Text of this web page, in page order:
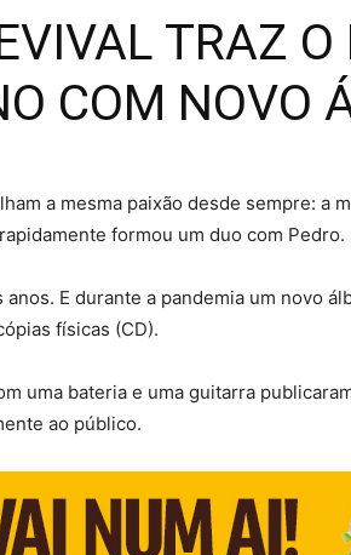
TRAZ
COM NOVO
a mesma paixão desde sempre: a
formou um duo com Pedro.
E durante a pandemia um novo
físicas (CD).
uma bateria e uma guitarra
ao público.